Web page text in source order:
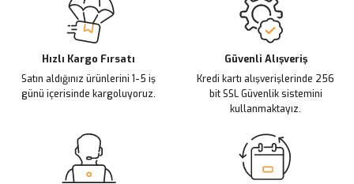
Ürün açıklamasında eksik bilgiler bulunuyor.
Ürün bilgilerinde hatalar bulunuyor.
Ürün fiyatı diğer sitelerden daha pahalı.
Bu ürüne benzer farklı alternatifler olmalı.
Hızlı Kargo Fırsatı
Satın aldığınız ürünlerini 1-5 iş
günü içerisinde kargoluyoruz.
Güvenli Alışveriş
Kredi kartı alışverişlerinde 256
bit SSL Güvenlik sistemini
kullanmaktayız.